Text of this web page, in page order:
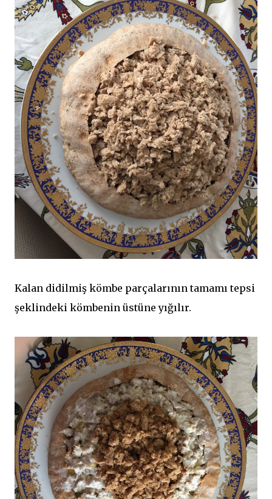
Kalan didilmiş kömbe parçalarının tamamı tepsi
şeklindeki kömbenin üstüne yığılır.